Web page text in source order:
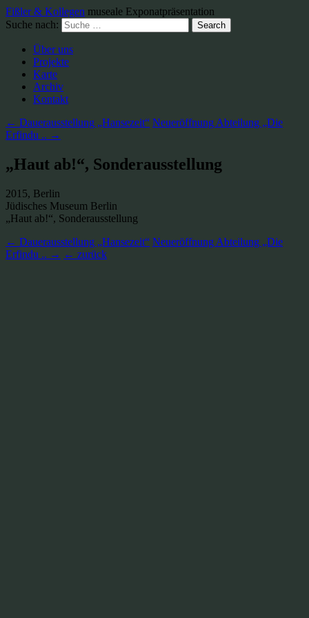
Fißler & Kollegen museale Exponatpräsentation
Suche nach:
Über uns
Projekte
Karte
Archiv
Kontakt
← Dauerausstellung „Hansezeit“ Neueröffnung Abteilung „Die
Erfindu .. →
„Haut ab!“, Sonderausstellung
2015, Berlin
Jüdisches Museum Berlin
„Haut ab!“, Sonderausstellung
← Dauerausstellung „Hansezeit“ Neueröffnung Abteilung „Die
Erfindu .. → ← zurück